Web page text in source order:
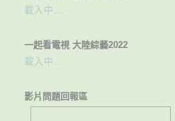
載入中…
一起看電視 大陸綜藝2022
載入中…
影片問題回報區